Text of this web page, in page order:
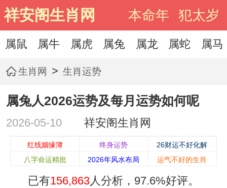
祥安阁生肖网 本命年 犯太岁
属鼠 属牛 属虎 属兔 属龙 属蛇 属马
生肖网 > 生肖运势
属兔人2026运势及每月运势如何呢
2026-05-10 祥安阁生肖网
红线姻缘簿 终身运势
26财运不好化解
八字命运精批
2026年风水布局 运气不好的生肖
已有156,863人分析， 97.6%好评。